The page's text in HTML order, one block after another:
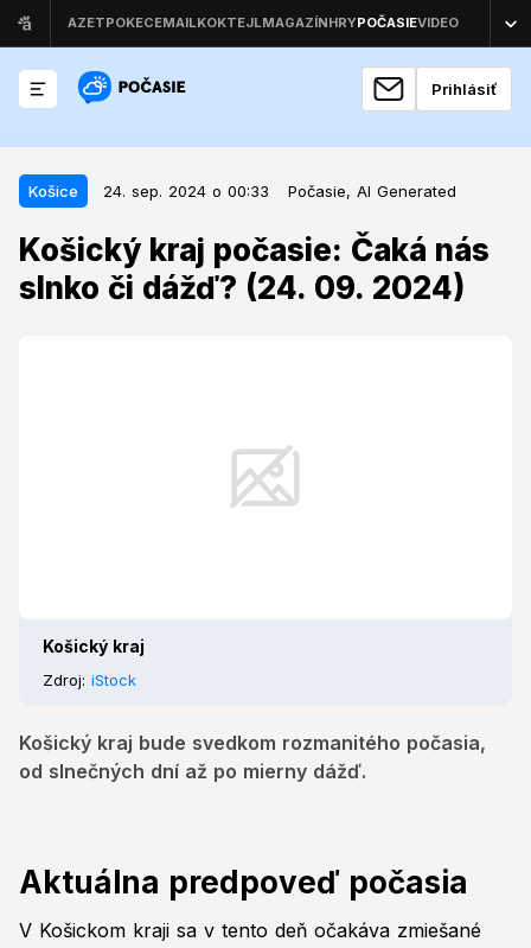
Prihlásiť
Košice 24. sep. 2024 o 00:33 Počasie, AI Generated
Košický kraj počasie: Čaká nás
slnko či dážď? (24. 09. 2024)
Košický kraj
Zdroj: iStock
Košický kraj bude svedkom rozmanitého počasia,
od slnečných dní až po mierny dážď.
Košice 24. sep. 2024 o 00:33
Košický kraj počasie: Čaká nás
slnko či dážď? (24. 09. 2024)
Aktuálna predpoveď počasia
V Košickom kraji sa v tento deň očakáva zmiešané